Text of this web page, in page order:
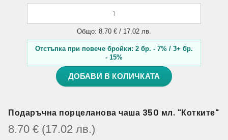
Общо: 8.70 € / 17.02 лв.
Отстъпка при повече бройки: 2 бр. - 7% / 3+ бр.
- 15%
ДОБАВИ В КОЛИЧКАТА
Подаръчна порцеланова чаша 350 мл. "Котките"
8.70 € (17.02 лв.)